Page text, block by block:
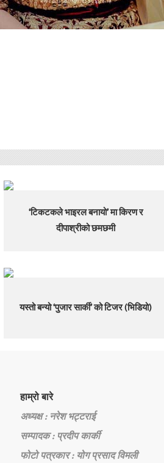
‘टिकटकले भाइरल बनायो’ मा किरण र
दीपाश्रीको छमछमी
यस्तो बन्यो ‘पुजार सार्की’ को टिजर (भिडियो)
हाम्रो बारे
अध्यक्ष : नरेश भट्टराई
सम्पादक : प्रदीप कार्की
फोटो पत्रकार : योग प्रसाद विमली